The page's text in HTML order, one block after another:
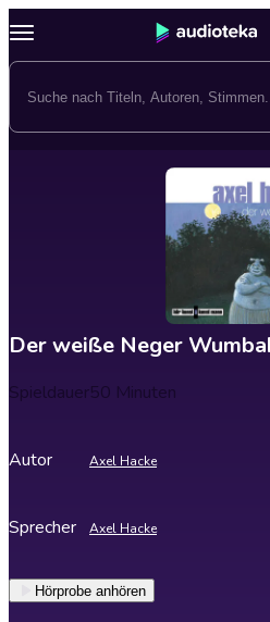
Der weiße Neger
Spieldauer50 Minuten
Autor Axel Hacke
Sprecher Axel Hacke
Hörprobe anhören